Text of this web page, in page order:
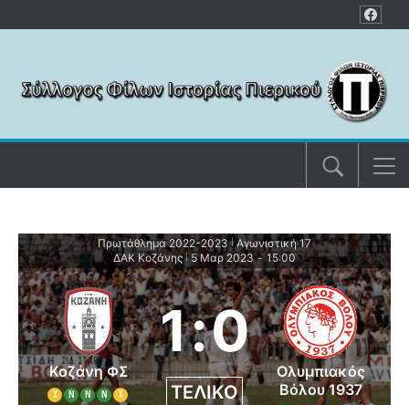
Πρωτάθλημα 2022-2023 | Αγωνιστική 17
ΔΑΚ Κοζάνης | 5 Μαρ 2023 - 15:00
Κοζάνη ΦΣ
Ι Ν Ν Ν Ι
1:0
ΤΕΛΙΚΌ
Ολυμπιακός
Βόλου 1937